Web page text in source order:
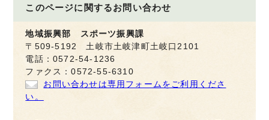
このページに関するお問い合わせ
地域振興部 スポーツ振興課
〒509-5192 土岐市土岐津町土岐口2101
電話：0572-54-1236
ファクス：0572-55-6310
お問い合わせは専用フォームをご利用くださ
い。